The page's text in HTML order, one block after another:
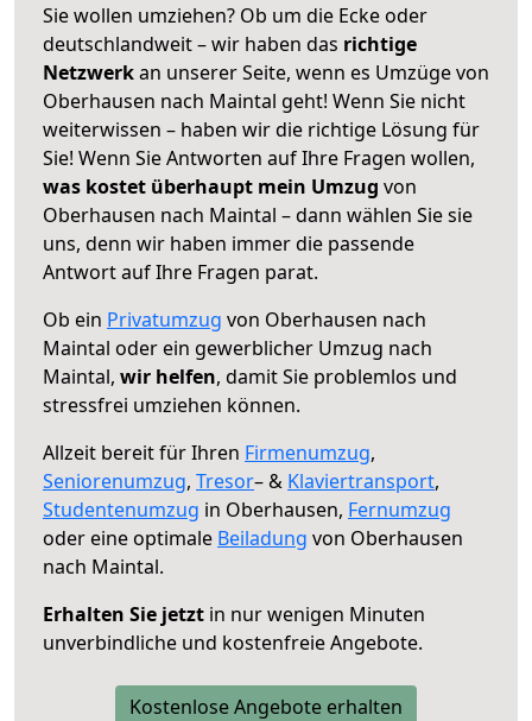
Sie wollen umziehen? Ob um die Ecke oder
deutschlandweit – wir haben das richtige
Netzwerkan unserer Seite, wenn es Umzüge von
Oberhausen nach Maintal geht! Wenn Sie nicht
weiterwissen – haben wir die richtige Lösung für
Sie! Wenn Sie Antworten auf Ihre Fragen wollen,
was kostet überhaupt mein Umzug von
Oberhausen nach Maintal – dann wählen Sie sie
uns, denn wir haben immer die passende
Antwort auf Ihre Fragen parat.
Ob ein Privatumzug von Oberhausen nach
Maintal oder ein gewerblicher Umzug nach
Maintal, wir helfen, damit Sie problemlos und
stressfrei umziehen können.
Allzeit bereit für Ihren Firmenumzug,
Seniorenumzug, Tresor– & Klaviertransport,
Studentenumzug in Oberhausen, Fernumzug
oder eine optimale Beiladung von Oberhausen
nach Maintal.
Erhalten Sie jetzt in nur wenigen Minuten
unverbindliche und kostenfreie Angebote.
Kostenlose Angebote erhalten